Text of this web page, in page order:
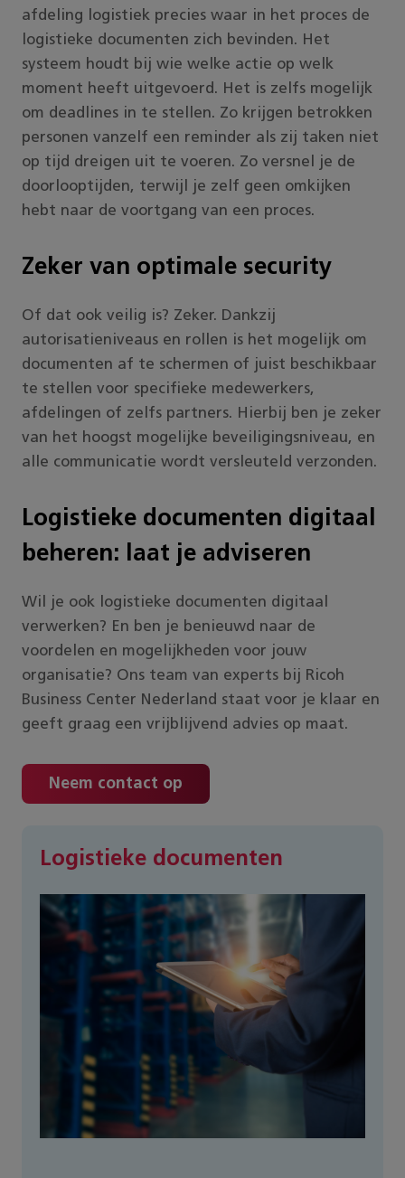
afdeling logistiek precies waar in het proces de
logistieke documenten zich bevinden. Het
systeem houdt bij wie welke actie op welk
moment heeft uitgevoerd. Het is zelfs mogelijk
om deadlines in te stellen. Zo krijgen betrokken
personen vanzelf een reminder als zij taken niet
op tijd dreigen uit te voeren. Zo versnel je de
doorlooptijden, terwijl je zelf geen omkijken
hebt naar de voortgang van een proces.
Zeker van optimale security
Of dat ook veilig is? Zeker. Dankzij
autorisatieniveaus en rollen is het mogelijk om
documenten af te schermen of juist beschikbaar
te stellen voor specifieke medewerkers,
afdelingen of zelfs partners. Hierbij ben je zeker
van het hoogst mogelijke beveiligingsniveau, en
alle communicatie wordt versleuteld verzonden.
Logistieke documenten digitaal
beheren: laat je adviseren
Wil je ook logistieke documenten digitaal
verwerken? En ben je benieuwd naar de
voordelen en mogelijkheden voor jouw
organisatie? Ons team van experts bij Ricoh
Business Center Nederland staat voor je klaar en
geeft graag een vrijblijvend advies op maat.
Neem contact op
Logistieke documenten